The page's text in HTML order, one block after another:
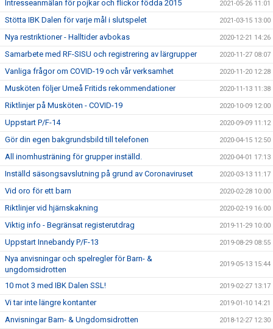
Intresseanmälan för pojkar och flickor födda 2015 2021-05-26 11:01
Stötta IBK Dalen för varje mål i slutspelet 2021-03-15 13:00
Nya restriktioner - Halltider avbokas 2020-12-21 14:26
Samarbete med RF-SISU och registrering av lärgrupper 2020-11-27 08:07
Vanliga frågor om COVID-19 och vår verksamhet 2020-11-20 12:28
Musköten följer Umeå Fritids rekommendationer 2020-11-13 11:38
Riktlinjer på Musköten - COVID-19 2020-10-09 12:00
Uppstart P/F-14 2020-09-09 11:12
Gör din egen bakgrundsbild till telefonen 2020-04-15 12:50
All inomhusträning för grupper inställd. 2020-04-01 17:13
Inställd säsongsavslutning på grund av Coronaviruset 2020-03-13 11:17
Vid oro för ett barn 2020-02-28 10:00
Riktlinjer vid hjärnskakning 2020-02-19 16:00
Viktig info - Begränsat registerutdrag 2019-11-29 10:00
Uppstart Innebandy P/F-13 2019-08-29 08:55
Nya anvisningar och spelregler för Barn- &
ungdomsidrotten
2019-05-13 15:44
10 mot 3 med IBK Dalen SSL! 2019-02-27 13:17
Vi tar inte längre kontanter 2019-01-10 14:21
Anvisningar Barn- & Ungdomsidrotten 2018-12-27 12:30